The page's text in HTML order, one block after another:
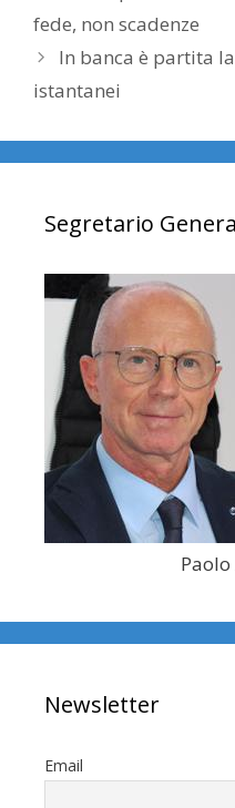
fede, non scadenze
In banca è partita
istantanei
Segretario
Newsletter
Email